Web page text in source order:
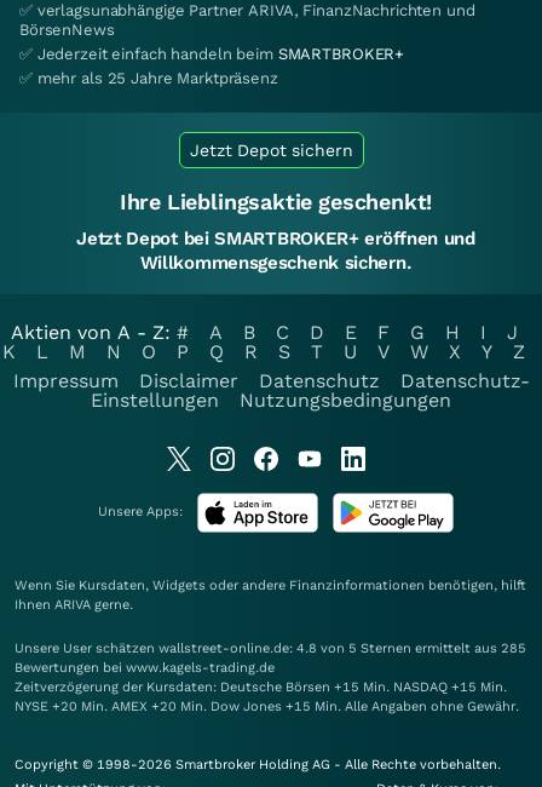
✅ verlagsunabhängige Partner ARIVA, FinanzNachrichten und
BörsenNews
✅ Jederzeit einfach handeln beim SMARTBROKER+
✅ mehr als 25 Jahre Marktpräsenz
Jetzt Depot sichern
Ihre Lieblingsaktie geschenkt!
Jetzt Depot bei SMARTBROKER+ eröffnen und
Willkommensgeschenk sichern.
Aktien von A - Z: # A B C D E F G H I
J
K
L M N O P Q R S T U V W X Y
Z
Impressum
Disclaimer Datenschutz
Datenschutz-
Einstellungen
Nutzungsbedingungen
Unsere Apps:
Wenn Sie Kursdaten, Widgets oder andere Finanzinformationen benötigen, hilft
Ihnen ARIVA gerne.
Unsere User schätzen wallstreet-online.de: 4.8 von 5 Sternen ermittelt aus 285
Bewertungen bei www.kagels-trading.de
Zeitverzögerung der Kursdaten: Deutsche Börsen +15 Min. NASDAQ +15 Min.
NYSE +20 Min. AMEX +20 Min. Dow Jones +15 Min. Alle Angaben ohne Gewähr.
Copyright © 1998-2026 Smartbroker Holding AG - Alle Rechte vorbehalten.